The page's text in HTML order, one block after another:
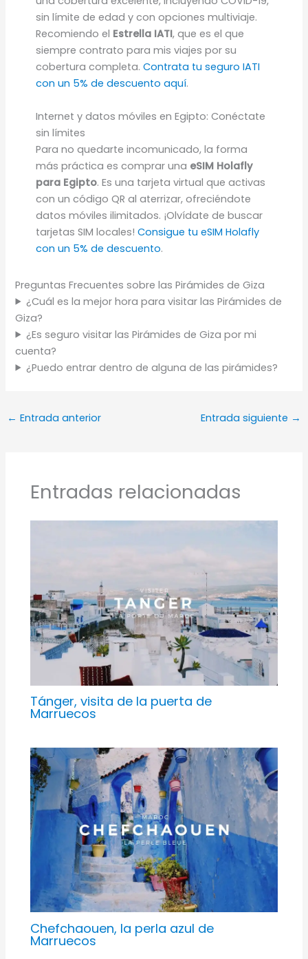
sin límite de edad y con opciones multiviaje.
Recomiendo el Estrella IATI, que es el que
siempre contrato para mis viajes por su
cobertura completa. Contrata tu seguro IATI
con un 5% de descuento aquí.
Internet y datos móviles en Egipto: Conéctate
sin límites
Para no quedarte incomunicado, la forma
más práctica es comprar una eSIM Holafly
para Egipto. Es una tarjeta virtual que activas
con un código QR al aterrizar, ofreciéndote
datos móviles ilimitados. ¡Olvídate de buscar
tarjetas SIM locales! Consigue tu eSIM Holafly
con un 5% de descuento.
Preguntas Frecuentes sobre las Pirámides de Giza
¿Cuál es la mejor hora para visitar las Pirámides de
Giza?
¿Es seguro visitar las Pirámides de Giza por mi
cuenta?
¿Puedo entrar dentro de alguna de las pirámides?
← Entrada anterior Entrada siguiente →
Entradas relacionadas
Tánger, visita de la puerta de
Marruecos
Chefchaouen, la perla azul de
Marruecos